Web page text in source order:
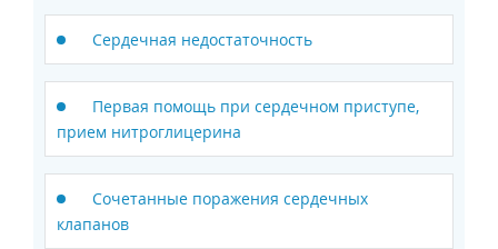
Сердечная недостаточность
Первая помощь при сердечном приступе,
прием нитроглицерина
Сочетанные поражения сердечных
клапанов